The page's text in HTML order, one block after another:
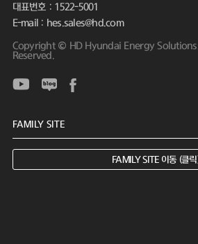
대표번호 : 1522-5001
E-mail : hes.sales@hd.com
Copyright © HD Hyundai Energy
Reserved.
FAMILY SITE 이동 (클